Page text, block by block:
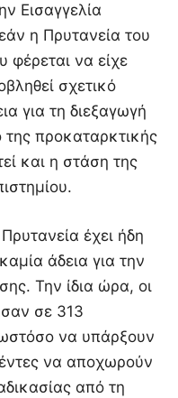
Εισαγγελία
η Πρυτανεία του
φέρεται να είχε
σχετικό
για τη διεξαγωγή
προκαταρκτικής
και η στάση της
έχει ήδη
άδεια για την
Την ίδια ώρα, οι
σε 313
να υπάρξουν
να αποχωρούν
από τη